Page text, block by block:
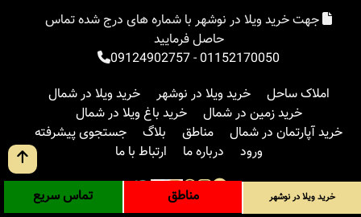
جهت خرید ویلا در نوشهر با شماره های درج شده تماس
حاصل فرمایید
01152170050
-
09124902757
املاک ساحل
خرید ویلا در نوشهر
خرید ویلا در شمال
خرید زمین در شمال
خرید باغ ویلا در شمال
خرید آپارتمان در شمال
مناطق بلاگ
جستجوی پیشرفته
ورود
درباره ما ارتباط با ما
خرید ویلا در نوشهر مناطق تماس سریع